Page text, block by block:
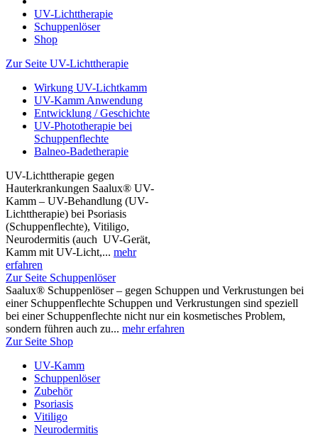
UV-Lichttherapie
Schuppenlöser
Shop
Zur Seite UV-Lichttherapie
Wirkung UV-Lichtkamm
UV-Kamm Anwendung
Entwicklung / Geschichte
UV-Phototherapie bei
Schuppenflechte
Balneo-Badetherapie
UV-Lichttherapie gegen
Hauterkrankungen Saalux® UV-
Kamm – UV-Behandlung (UV-
Lichttherapie) bei Psoriasis
(Schuppenflechte), Vitiligo,
Neurodermitis (auch UV-Gerät,
Kamm mit UV-Licht,... mehr
erfahren
Zur Seite Schuppenlöser
Saalux® Schuppenlöser – gegen Schuppen und Verkrustungen bei
einer Schuppenflechte Schuppen und Verkrustungen sind speziell
bei einer Schuppenflechte nicht nur ein kosmetisches Problem,
sondern führen auch zu... mehr erfahren
Zur Seite Shop
UV-Kamm
Schuppenlöser
Zubehör
Psoriasis
Vitiligo
Neurodermitis